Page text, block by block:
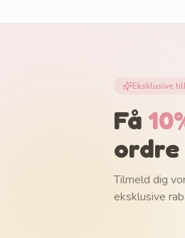
Eksklusive
Få
ordre
Tilmeld dig
eksklusive